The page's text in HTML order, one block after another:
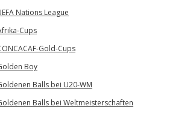
Nations League
Cups
Gold-Cups
Boy
Balls bei U20-WM
Balls bei Weltmeisterschaften